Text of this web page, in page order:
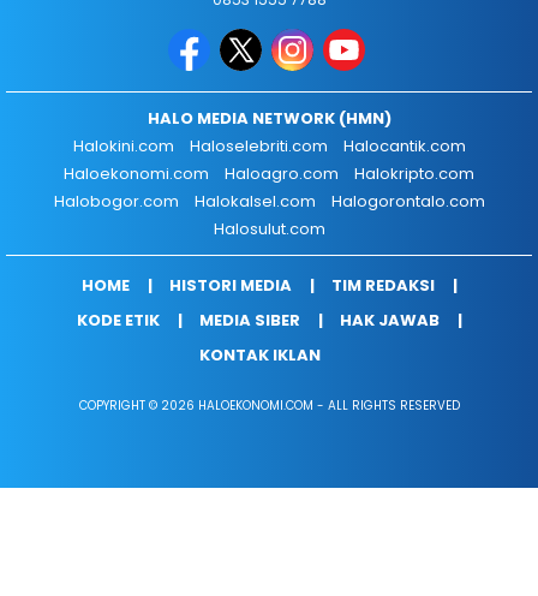
HALO MEDIA NETWORK (HMN)
Halokini.com
Haloselebriti.com
Halocantik.com
Haloekonomi.com
Haloagro.com
Halokripto.com
Halobogor.com
Halokalsel.com
Halogorontalo.com
Halosulut.com
HOME HISTORI MEDIA
TIM REDAKSI
KODE ETIK
MEDIA SIBER
HAK JAWAB
KONTAK IKLAN
COPYRIGHT © 2026 HALOEKONOMI.COM - ALL RIGHTS RESERVED